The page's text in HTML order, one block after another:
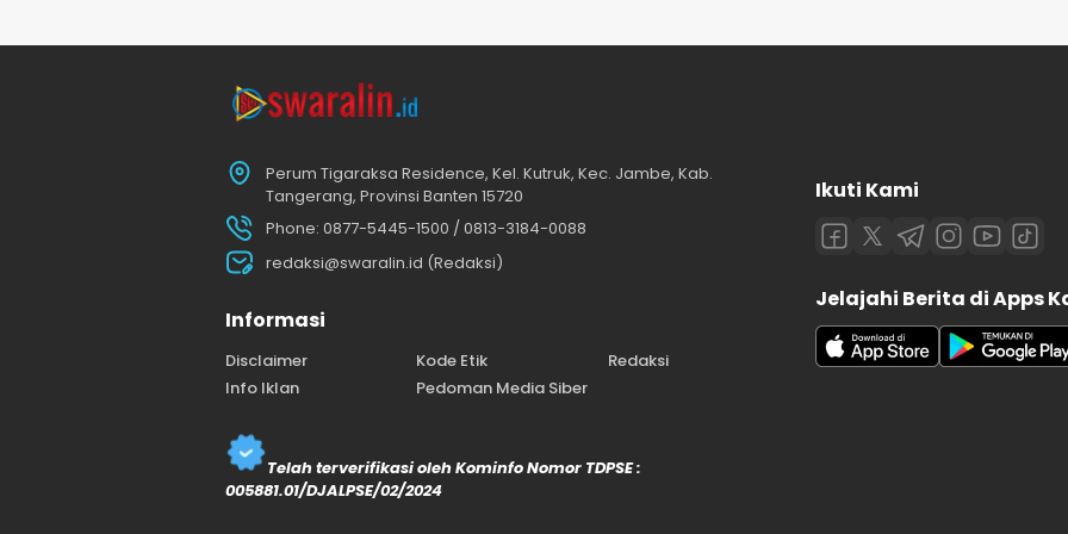
Perum Tigaraksa Residence, Kel. Kutruk, Kec. Jambe, Kab.
Tangerang, Provinsi Banten 15720
Phone: 0877-5445-1500 / 0813-3184-0088
redaksi@swaralin.id (Redaksi)
Informasi
Disclaimer Kode Etik
Redaksi
Info Iklan
Pedoman Media Siber
Telah terverifikasi oleh Kominfo Nomor TDPSE :
005881.01/DJALPSE/02/2024
Ikuti Kami
Jelajahi Berita di Apps